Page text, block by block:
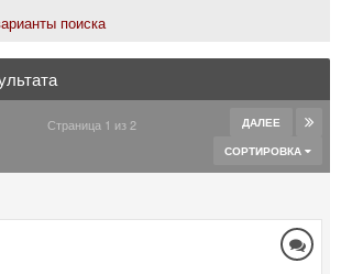
поиска
ДАЛЕЕ
Страница 1 из 2
СОРТИРОВКА